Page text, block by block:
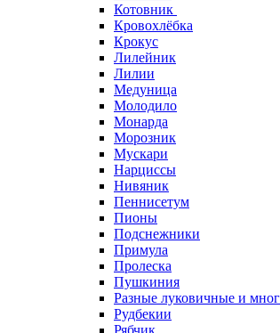
Котовник
Кровохлёбка
Крокус
Лилейник
Лилии
Медуница
Молодило
Монарда
Морозник
Мускари
Нарциссы
Нивяник
Пеннисетум
Пионы
Подснежники
Примула
Пролеска
Пушкиния
Разные луковичные и
Рудбекии
Рябчик